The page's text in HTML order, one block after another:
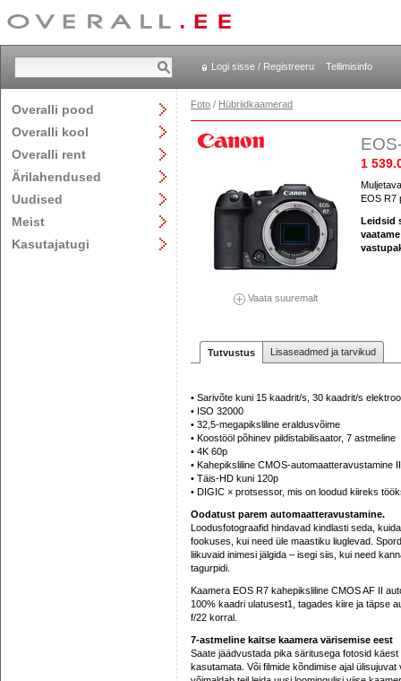
Logi sisse / Registreeru Tellimisinfo
Overalli pood
Overalli kool
Overalli rent
Ärilahendused
Uudised
Meist
Kasutajatugi
Foto / Hübriidkaamerad
Vaata suuremalt
1
EOS R7
Leidsid
Tutvustus Lisaseadmed ja tarvikud
• Sarivõte kuni 15 kaadrit/s, 30 kaadrit/s
• ISO 32000
• 32,5-megapiksliline eraldusvõime
• Koostööl põhinev pildistabilisaator, 7 astmeline
• 4K 60p
• Kahepiksliline CMOS-automaatteravustamine II
• Täis-HD kuni 120p
• DIGIC × protsessor, mis on loodud kiireks
Oodatust parem automaatteravustamine.
Loodusfotograafid hindavad kindlasti seda,
fookuses, kui need üle maastiku liuglevad.
liikuvaid inimesi jälgida – isegi siis, kui need
tagurpidi.
Kaamera EOS R7 kahepiksliline CMOS AF II
100% kaadri ulatusest1, tagades kiire ja täpse
f/22 korral.
7-astmeline kaitse kaamera värisemise eest
Saate jäädvustada pika säritusega fotosid
kasutamata. Või filmide kõndimise ajal